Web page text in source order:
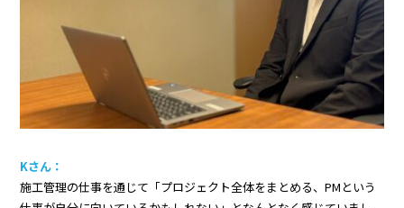
Kさん：
施工管理の仕事を通じて「プロジェクト全体をまとめる、PMという